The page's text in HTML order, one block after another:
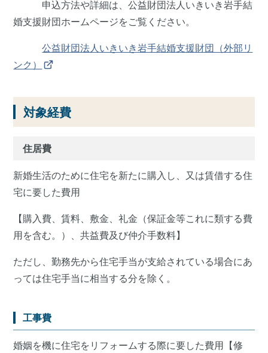
申込方法や詳細は、公益財団法人いきいき岩手結
婚支援財団ホームページをご覧ください。
公益財団法人いきいき岩手結婚支援財団（外部リ
ンク）
対象経費
住居費
新婚生活のために住宅を新たに購入し、又は賃借する住
宅に要した費用
【購入費、賃料、敷金、礼金（保証金等これに類する費
用を含む。）、共益費及び仲介手数料】
ただし、勤務先から住宅手当が支給されている場合にあ
っては住宅手当に相当する分を除く。
工事費
婚姻を機に住宅をリフォームする際に要した費用【修